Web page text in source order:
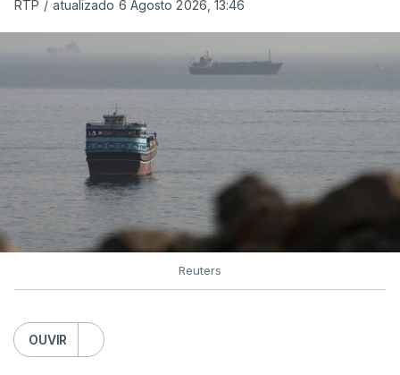
instalações de apoio à Força Internacional de
“Este contrato será um dos muitos essenciais para
o futuro de Gaza”, acrescenta este funcionário.
Inicialmente, osplanos para esta base militar
uma futura Força Internacional de Estabilização
previam uma capacidade para 5.000 militares.
Conselho de Segurança da ONU aprovou o
estabelecimento de uma Força Internacional de
RTP / atualizado 6 Agosto 2026, 13:46
Reuters
OUVIR